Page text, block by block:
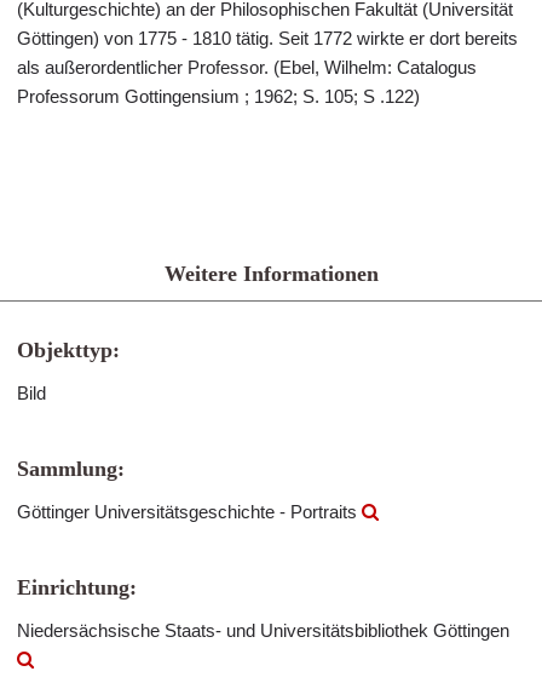
(Kulturgeschichte) an der Philosophischen Fakultät (Universität
Göttingen) von 1775 - 1810 tätig. Seit 1772 wirkte er dort bereits
als außerordentlicher Professor. (Ebel, Wilhelm: Catalogus
Professorum Gottingensium ; 1962; S. 105; S .122)
Weitere Informationen
Objekttyp:
Bild
Sammlung:
Göttinger Universitätsgeschichte - Portraits
Einrichtung:
Niedersächsische Staats- und Universitätsbibliothek Göttingen